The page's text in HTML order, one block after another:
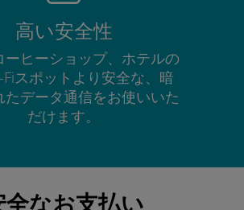
高い安全性
ーヒーショップ、ホテルの
スポットより安全な、暗
たデータ通信をお使いいた
だけます。
全なお支払い